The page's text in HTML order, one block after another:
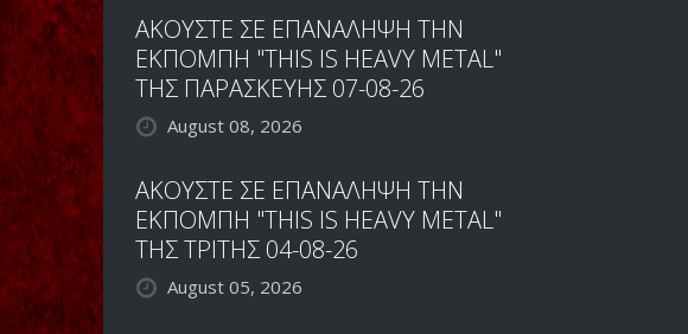
ΑΚΟΥΣΤΕ ΣΕ ΕΠΑΝΑΛΗΨΗ ΤΗΝ
ΕΚΠΟΜΠΗ "THIS IS HEAVY METAL"
ΤΗΣ ΠΑΡΑΣΚΕΥΗΣ 07-08-26
August 08, 2026
ΑΚΟΥΣΤΕ ΣΕ ΕΠΑΝΑΛΗΨΗ ΤΗΝ
ΕΚΠΟΜΠΗ "THIS IS HEAVY METAL"
ΤΗΣ ΤΡΙΤΗΣ 04-08-26
August 05, 2026